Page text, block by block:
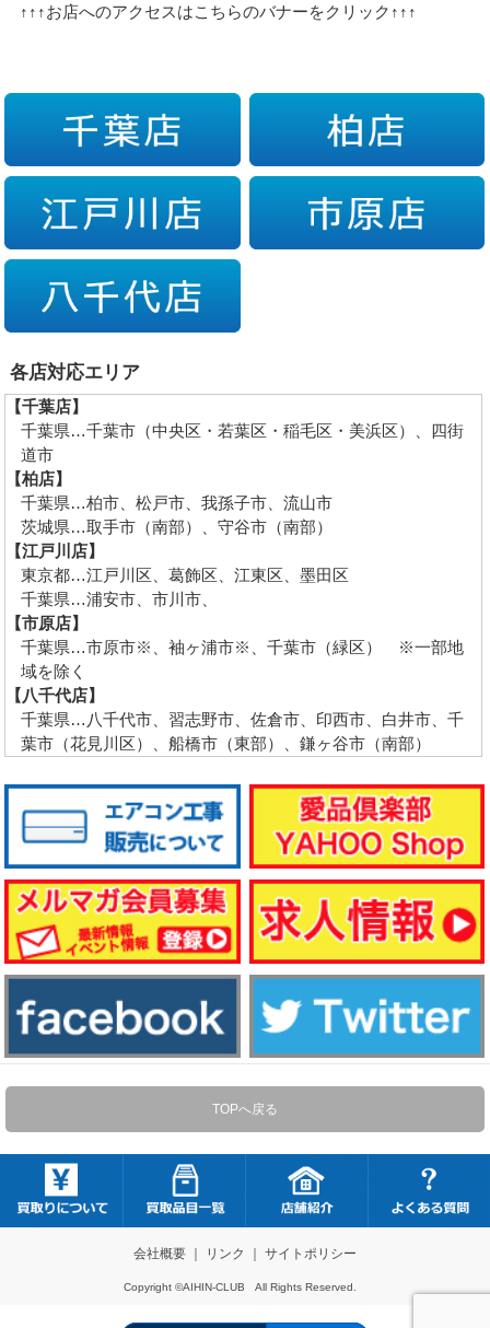
↑↑↑お店へのアクセスはこちらのバナーをクリック↑↑↑
各店対応エリア
【千葉店】
千葉県…千葉市（中央区・若葉区・稲毛区・美浜区）、四街
道市
【柏店】
千葉県…柏市、松戸市、我孫子市、流山市
茨城県…取手市（南部）、守谷市（南部）
【江戸川店】
東京都…江戸川区、葛飾区、江東区、墨田区
千葉県…浦安市、市川市、
【市原店】
千葉県…市原市※、袖ヶ浦市※、千葉市（緑区） ※一部地
域を除く
【八千代店】
千葉県…八千代市、習志野市、佐倉市、印西市、白井市、千
葉市（花見川区）、船橋市（東部）、鎌ヶ谷市（南部）
TOPへ戻る
会社概要｜ リンク サイトポリシー
Copyright ©AIHIN-CLUB All Rights Reserved.